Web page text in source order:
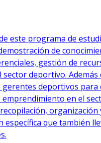
este programa de
de
gestión de
sector deportivo. Además
gerentes deportivos para
emprendimiento en el
organización
específica que también